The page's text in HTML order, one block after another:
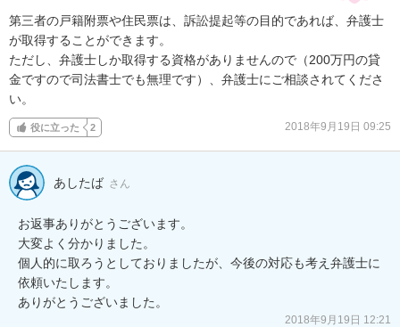
第三者の戸籍附票や住民票は、訴訟提起等の目的であれば、弁護士
が取得することができます。
ただし、弁護士しか取得する資格がありませんので（200万円の貸
金ですので司法書士でも無理です）、弁護士にご相談されてくださ
い。
役に立った 2 2018年9月19日 09:25
あしたば さん
お返事ありがとうございます。
大変よく分かりました。
個人的に取ろうとしておりましたが、今後の対応も考え弁護士に
依頼いたします。
ありがとうございました。
2018年9月19日 12:21